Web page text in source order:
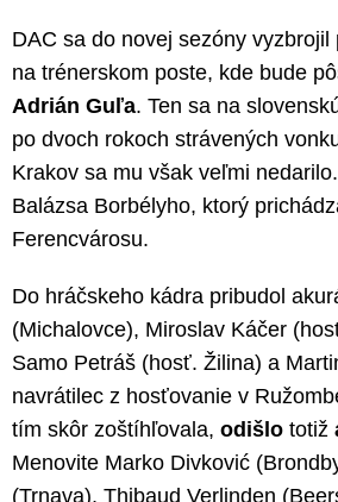
DAC sa do novej sezóny vyzbrojil
na trénerskom poste, kde bude
Adrián Guľa. Ten sa na
po dvoch rokoch strávených
Krakov sa mu však veľmi
Balázsa Borbélyho, ktorý
Ferencvárosu.
Do hráčskeho kádra pribudol
(Michalovce), Miroslav Káčer
Samo Petráš (hosť. Žilina) a
navrátilec z hosťovanie v
tím skôr zoštíhľovala, odišlo totiž
Menovite Marko Divković
(Trnava), Thibaud Verlinden